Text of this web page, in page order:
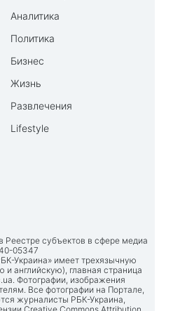
Аналитика
Политика
Бизнес
Жизнь
Развлечения
Lifestyle
Реестре субъектов в сфере медиа
05347
Украина» имеет трехязычную
английскую), главная страница
. Фотографии, изображения
Все фотографии на Портале,
журналисты РБК-Украина,